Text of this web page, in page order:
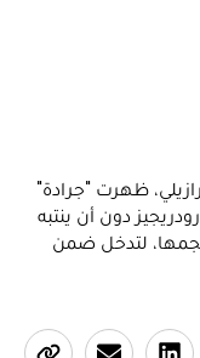
ظهرت "جرادة"
دون أن ينتبه
لتدخل ضمن